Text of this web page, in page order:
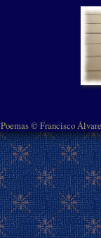
Poemas © Francisco